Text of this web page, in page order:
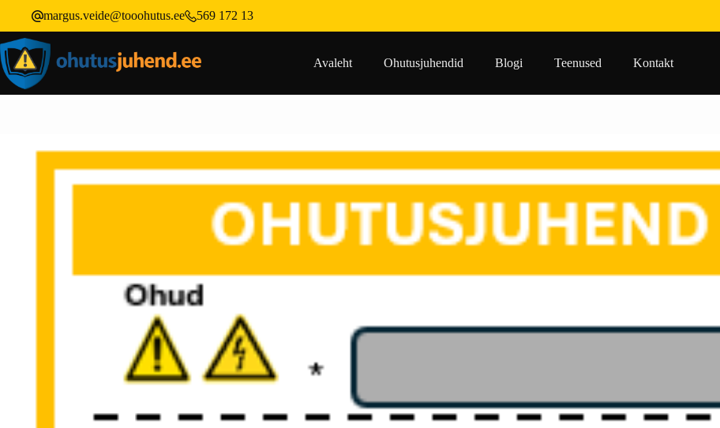
margus.veide@tooohutus.ee 569 172 13
Avaleht Ohutusjuhendid Blogi Teenused Kontakt